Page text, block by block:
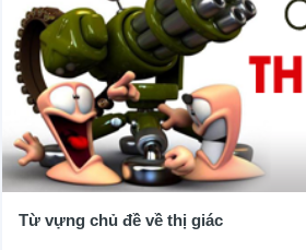
Từ vựng chủ đề về thị giác